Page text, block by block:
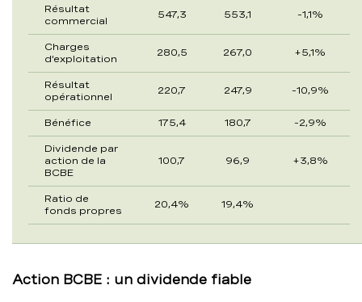
Résultat
commercial
547,3 553,1 -1,1%
Charges
d’exploitation
280,5 267,0 +5,1%
Résultat
opérationnel
220,7 247,9 -10,9%
Bénéfice 175,4 180,7 -2,9%
Dividende par
action de la
BCBE
100,7 96,9 +3,8%
Ratio de
fonds propres
20,4% 19,4%
Action BCBE : un dividende fiable